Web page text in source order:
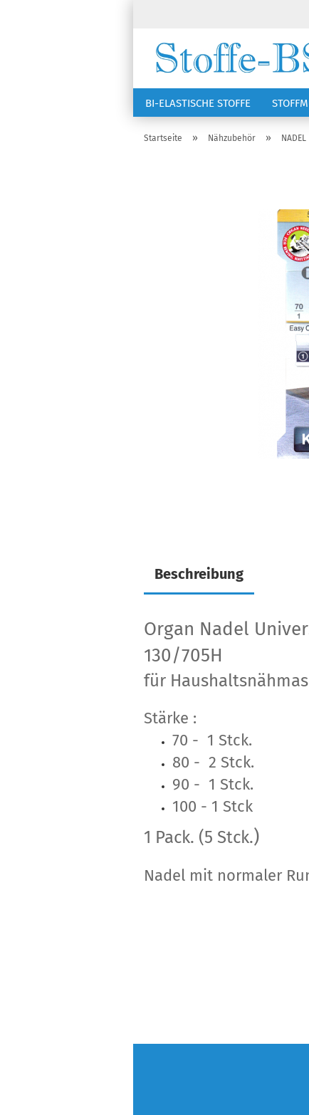
BI-ELASTISCHE STOFFE
NÄHZUBEHÖR RSG KAPPEN
Startseite » Nähzubehör » NADEL
Beschreibung
Organ Nadel
130/705H
für
Stärke :
70 - 1 Stck.
80 - 2 Stck.
90 - 1 Stck.
100 - 1 Stck
1 Pack. (5 Stck.)
Nadel mit normaler